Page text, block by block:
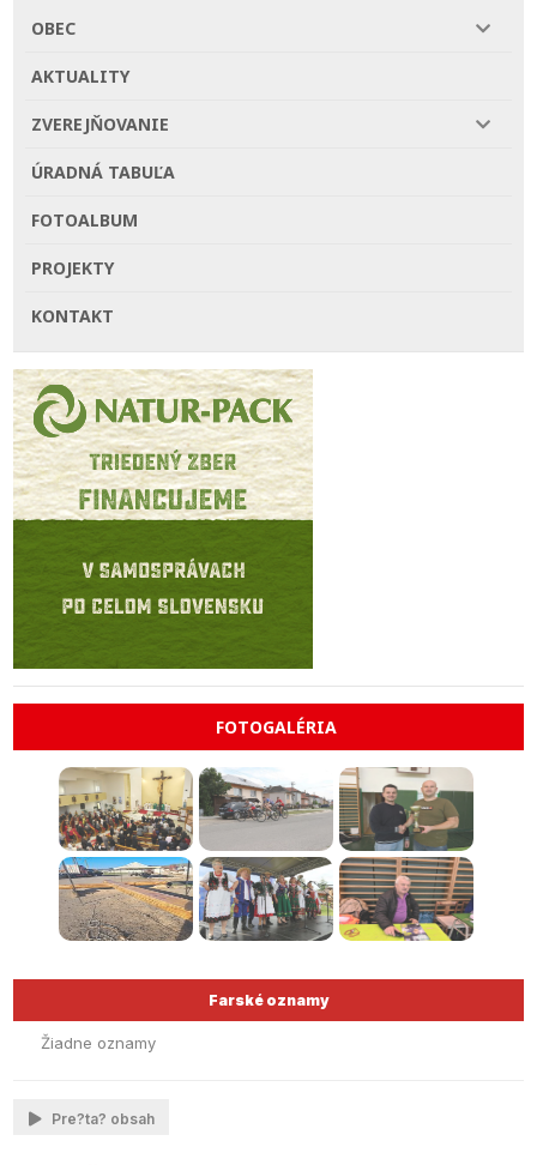
OBEC
AKTUALITY
ZVEREJŇOVANIE
ÚRADNÁ TABUĽA
FOTOALBUM
PROJEKTY
KONTAKT
FOTOGALÉRIA
Farské oznamy
Žiadne oznamy
Pre?ta? obsah